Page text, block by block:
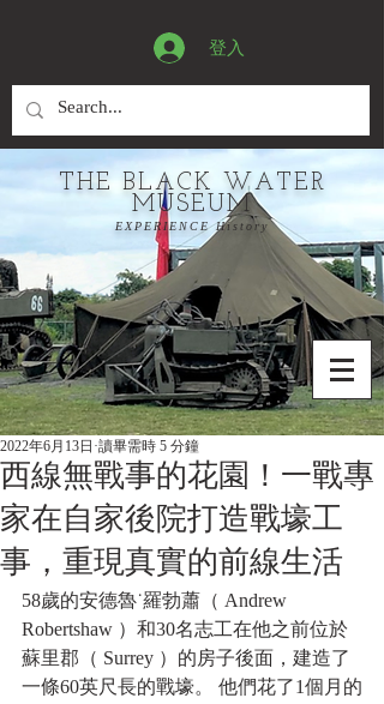
登入
THE BLACK WATER
MUSEUM
EXPERIENCE History
西線無戰事的花園！一戰專
家在自家後院打造戰壕工
事，重現真實的前線生活
2022年6月13日 讀畢需時 5 分鐘
58歲的安德魯˙羅勃蕭（ Andrew
Robertshaw ）和30名志工在他之前位於
蘇里郡（ Surrey ）的房子後面，建造了
一條60英尺長的戰壕。 他們花了1個月的